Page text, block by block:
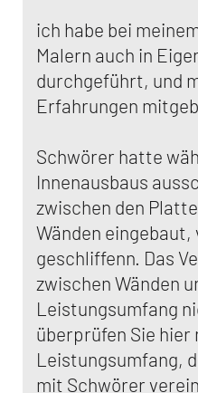
ich habe bei
Malern auch in
durchgeführt, und
Erfahrungen
Schwörer hatte
Innenausbaus
zwischen den
Wänden
geschliffenn. Das
zwischen Wänden
Leistungsumfang
überprüfen Sie hier
Leistungsumfang,
mit Schwörer